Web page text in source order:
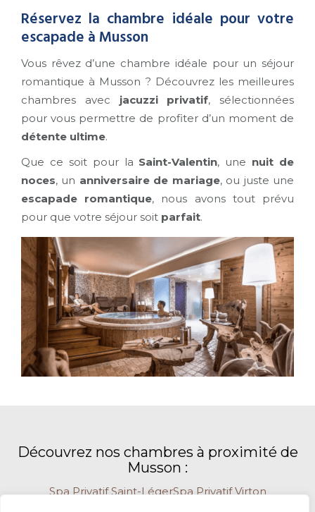
Réservez la chambre idéale pour votre
escapade à Musson
Vous rêvez d’une chambre idéale pour un séjour
romantique à Musson ? Découvrez les meilleures
chambres avec jacuzzi privatif, sélectionnées
pour vous permettre de profiter d’un moment de
détente ultime.
Que ce soit pour la Saint-Valentin, une nuit de
noces, un anniversaire de mariage, ou juste une
escapade romantique, nous avons tout prévu
pour que votre séjour soit parfait.
Découvrez nos chambres à proximité de
Musson :
Spa Privatif Saint-LégerSpa Privatif Virton